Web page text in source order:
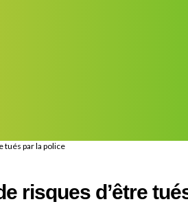
tués par la police
risques d’être